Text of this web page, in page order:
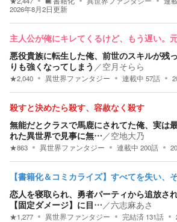
2026年8月2日更新
主人公が俺にキレてくるけど、もう遅い。
悪役貴族に転生した俺、前世のスキルが残
りも強くなってしまう ／空月そらら
★2,040 異世界ファンタジー 連載中 57話
殺すと決めたら殺す、容赦なく殺す
無能だとクラスで馬鹿にされてた俺、実は
れた異世界で見事に無… ／空地大乃
★863 異世界ファンタジー 連載中 200話
【書籍化＆コミカライズ】すべてを失い、
恋人を寝取られ、勇者パーティから追放さ
【固定ダメージ】に目… ／六志麻あさ
★1,277 異世界ファンタジー 完結済 131話